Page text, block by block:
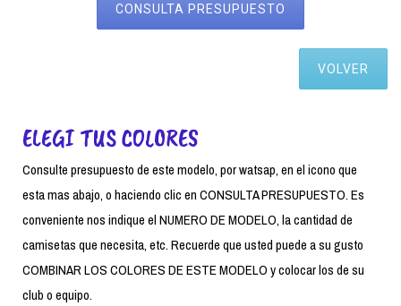
CONSULTA PRESUPUESTO
VOLVER
ELEGI TUS COLORES
Consulte presupuesto de este modelo, por watsap, en el icono que
esta mas abajo, o haciendo clic en CONSULTA PRESUPUESTO. Es
conveniente nos indique el NUMERO DE MODELO, la cantidad de
camisetas que necesita, etc. Recuerde que usted puede a su gusto
COMBINAR LOS COLORES DE ESTE MODELO y colocar los de su
club o equipo.